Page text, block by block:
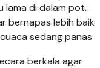
lama di dalam pot.
bernapas lebih baik
sedang panas.
berkala agar